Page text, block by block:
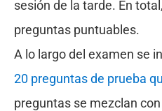
sesión de la tarde. En
preguntas puntuables.
A lo largo del examen se
20 preguntas de prueba
preguntas se mezclan